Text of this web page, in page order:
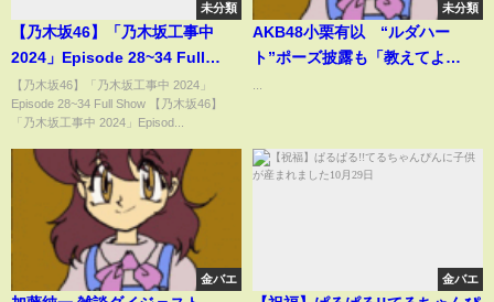
未分類
【乃木坂46】「乃木坂工事中
2024」Episode 28~34 Full
Show
【乃木坂46】「乃木坂工事中 2024」
Episode 28~34 Full Show 【乃木坂46】
「乃木坂工事中 2024」Episod...
未分類
AKB48小栗有以 “ルダハー
ト”ポーズ披露も「教えてよ
金バエ 金バエ